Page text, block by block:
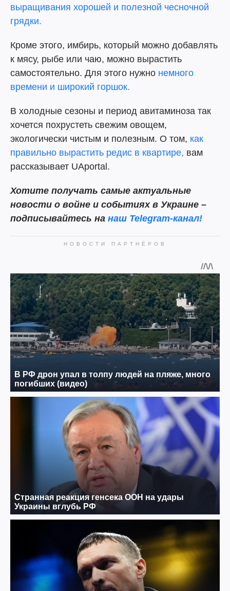
выращивания хорошей и полезной чесночной
грядки.
Кроме этого, имбирь, который можно добавлять
к мясу, рыбе или чаю, можно вырастить
самостоятельно. Для этого нужно немного
времени и широкий горшок.
В холодные сезоны и период авитаминоза так
хочется похрустеть свежим овощем,
экологически чистым и полезным. О том, как
правильно вырастить редис в квартире, вам
рассказывает UAportal.
Хотите получать самые актуальные
новости о войне и событиях в Украине –
подписывайтесь на наш Telegram-канал!